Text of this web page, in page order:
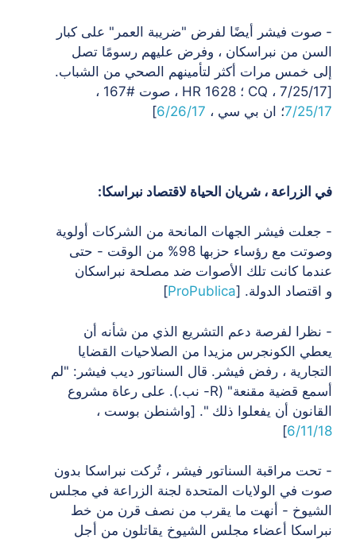
- صوت فيشر أيضًا لفرض "ضريبة العمر" على كبار
السن من نبراسكان ، وفرض عليهم رسومًا تصل
إلى خمس مرات أكثر لتأمينهم الصحي من الشباب.
[CQ ، 7/25/17 ؛ HR 1628 ،
صوت #167 ،
7/25/17؛ ان بي سي ، 6/26/17
]
في الزراعة ، شريان الحياة لاقتصاد نبراسكا:
- جعلت فيشر الجهات المانحة من الشركات أولوية
وصوتت مع رؤساء حزبها 98% من
الوقت - حتى
عندما كانت تلك الأصوات ضد مصلحة نبراسكان
و اقتصاد الدولة. [ProPublica
]
- نظرا لفرصة دعم التشريع الذي من شأنه أن
يعطي الكونجرس مزيدا من الصلاحيات القضايا
التجارية ، رفض فيشر. قال السناتور ديب فيشر: "لم
أسمع قضية مقنعة"
(R- نب.). على رعاة مشروع
القانون أن يفعلوا ذلك ". [واشنطن بوست ،
6/11/18
]
- تحت مراقبة السناتور فيشر ، تُركت نبراسكا بدون
صوت في الولايات المتحدة لجنة الزراعة في مجلس
الشيوخ - أنهت ما يقرب من نصف قرن من خط
نبراسكا أعضاء مجلس الشيوخ يقاتلون من أجل